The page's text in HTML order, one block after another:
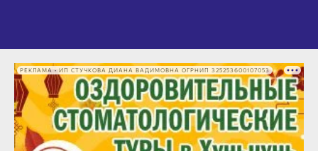
РЕКЛАМА • ИП СТУЧКОВА ДИАНА ВАДИМОВНА ОГРНИП 325253600107053